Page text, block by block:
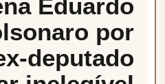
Eduardo
por
deputado